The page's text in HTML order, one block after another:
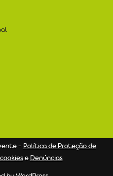
– Política de Proteção de
e Denúncias